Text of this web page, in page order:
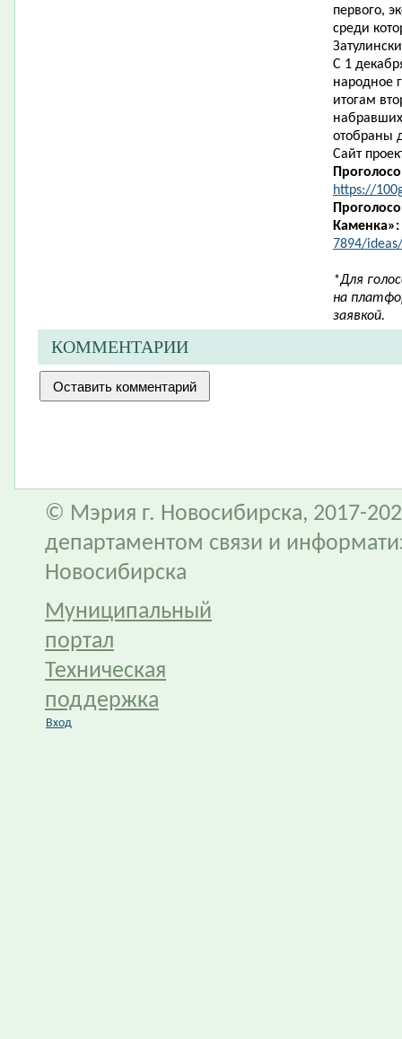
первого,
среди
С 1
народное
итогам
отобраны
Сайт
https://
Каменка»:
7894/
*Для
на
заявкой.
КОММЕНТАРИИ
© Мэрия г. Новосибирска, 2017-
департаментом связи и
Новосибирска
Муниципальный
портал
Техническая
поддержка
Вход